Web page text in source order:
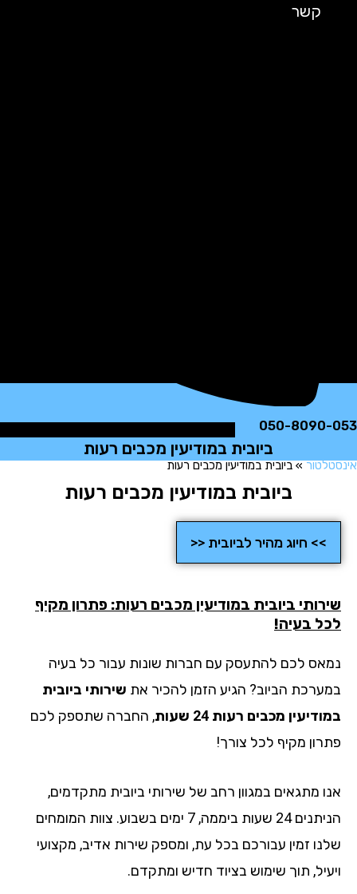
קשר
050-
ביובית במודיעין מכבים רעות
»ביובית במודיעין מכבים רעות
ביובית במודיעין מכבים רעות
>> חיוג מהיר לביובית <<
ביובית במודיעין מכבים רעות: פתרון מקיף
בעיה!
לכם להתעסק עם חברות שונות עבור כל בעיה
הביוב? הגיע הזמן להכיר אתשירותי ביובית
מכבים רעות 24 שעות
, החברה שתספק לכם
מקיף לכל צורך!
מתגאים במגוון רחב של שירותי ביובית מתקדמים,
הניתנים 24 שעות ביממה, 7 ימים בשבוע. צוות המומחים
זמין עבורכם בכל עת, ומספק שירות אדיב, מקצועי
תוך שימוש בציוד חדיש ומתקדם.